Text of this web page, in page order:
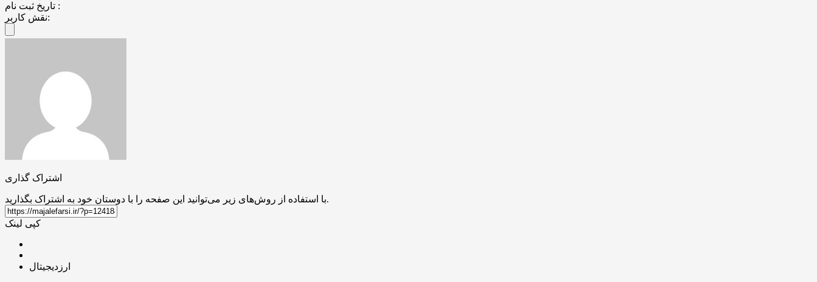
تاریخ ثبت نام :
نقش کاربر:
اشتراک گذاری
با استفاده از روش‌های زیر می‌توانید این صفحه را با دوستان خود به اشتراک بگذارید.
کپی لینک
ارزدیجیتال